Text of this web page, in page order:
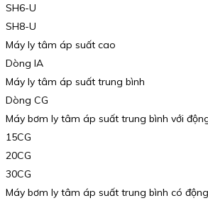
SH6-U
SH8-U
Máy ly tâm áp suất cao
Dòng IA
Máy ly tâm áp suất trung bình
Dòng CG
Máy bơm ly tâm áp suất trung bình với
15CG
20CG
30CG
Máy bơm ly tâm áp suất trung bình có